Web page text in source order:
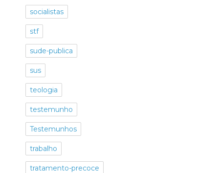
socialistas
stf
sude-publica
sus
teologia
testemunho
Testemunhos
trabalho
tratamento-precoce